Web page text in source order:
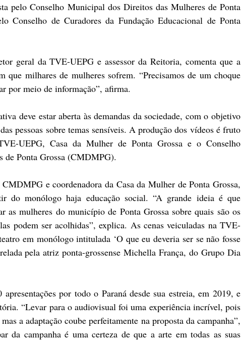
pelo Conselho Municipal dos Direitos das Mulheres de Ponta
Conselho de Curadores da Fundação Educacional de Ponta
geral da TVE-UEPG e assessor da Reitoria, comenta que a
que milhares de mulheres sofrem. “Precisamos de um choque
por meio de informação”, afirma.
deve estar aberta às demandas da sociedade, com o objetivo
pessoas sobre temas sensíveis. A produção dos vídeos é fruto
UEPG, Casa da Mulher de Ponta Grossa e o Conselho
Ponta Grossa (CMDMPG).
e coordenadora da Casa da Mulher de Ponta Grossa,
do monólogo haja educação social. “A grande ideia é que
as mulheres do município de Ponta Grossa sobre quais são os
podem ser acolhidas”, explica. As cenas veiculadas na TVE-
em monólogo intitulada ‘O que eu deveria ser se não fosse
pela atriz ponta-grossense Michella França, do Grupo Dia
por todo o Paraná desde sua estreia, em 2019, e
“Levar para o audiovisual foi uma experiência incrível, pois
a adaptação coube perfeitamente na proposta da campanha”,
da campanha é uma certeza de que a arte em todas as suas